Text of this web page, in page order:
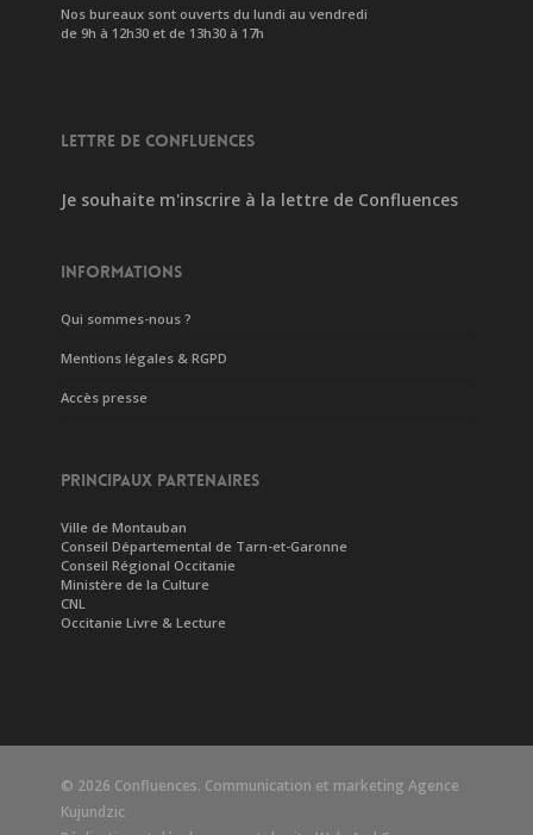
Nos bureaux sont ouverts du lundi au vendredi
de 9h à 12h30 et de 13h30 à 17h
LETTRE DE CONFLUENCES
Je souhaite m'inscrire à la lettre de Confluences
INFORMATIONS
Qui sommes-nous ?
Mentions légales & RGPD
Accès presse
PRINCIPAUX PARTENAIRES
Ville de Montauban
Conseil Départemental de Tarn-et-Garonne
Conseil Régional Occitanie
Ministère de la Culture
CNL
Occitanie Livre & Lecture
© 2026 Confluences. Communication et marketing Agence
Kujundzic